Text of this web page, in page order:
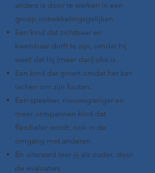
anders is door te werken in een
groep ontwikkelingsgelijken.
Een kind dat zichtbaar en
kwetsbaar durft te zijn, omdat hij
weet dat hij (meer dan) oké is.
Een kind dat groeit omdat het kan
lachen om zijn fouten.
Een speelser, nieuwsgieriger en
meer ontspannen kind dat
flexibeler wordt, ook in de
omgang met anderen.
En uiteraard leer jij als ouder, door
de evaluaties,